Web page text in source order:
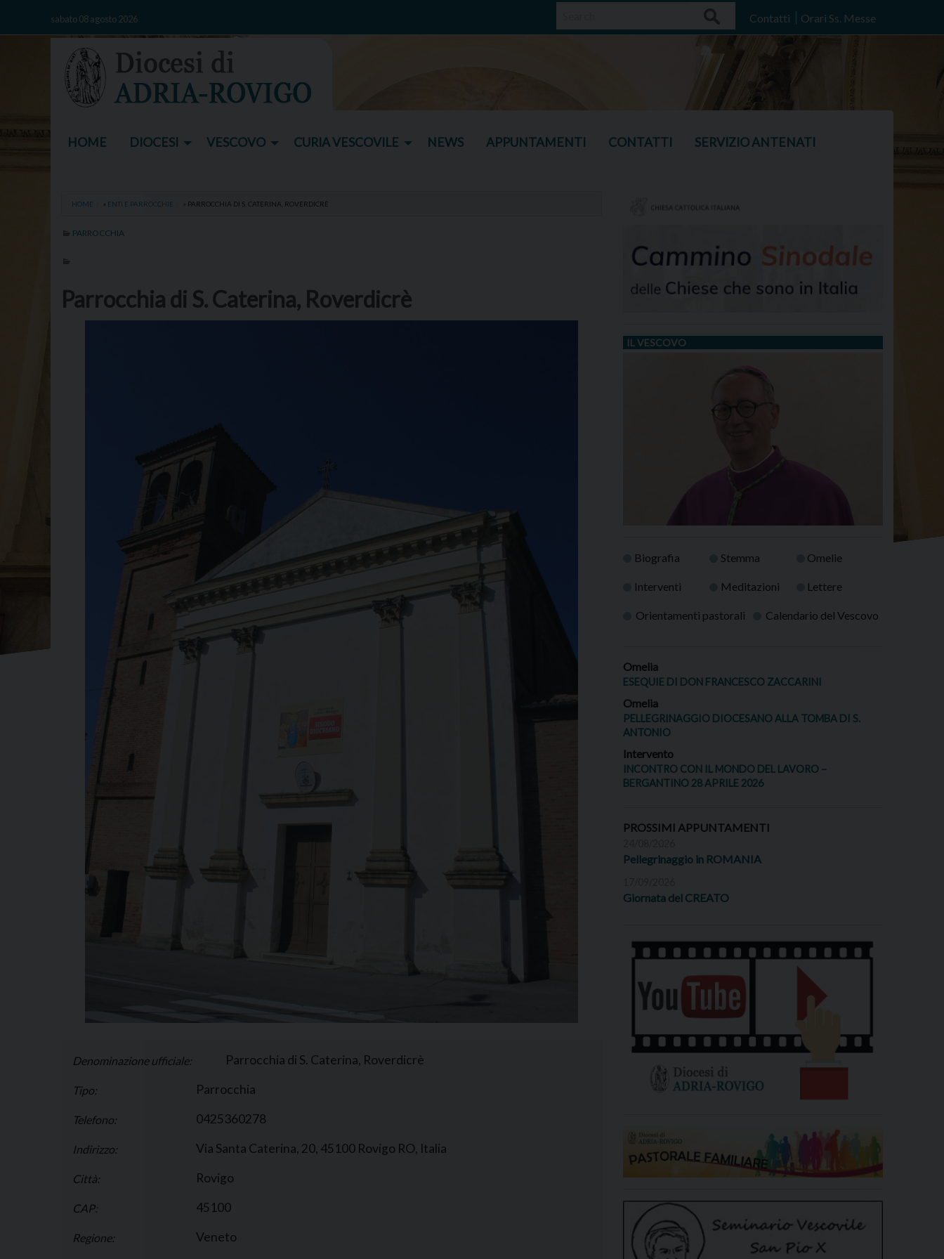
sabato 08 agosto 2026 Contatti Orari Ss. Messe
HOME DIOCESI VESCOVO CURIA VESCOVILE NEWS APPUNTAMENTI CONTATTI SERVIZIO ANTENATI
HOME » ENTI E PARROCCHIE » PARROCCHIA DI S. CATERINA, ROVERDICRÈ
PARROCCHIA
Parrocchia di S. Caterina, Roverdicrè
Denominazione ufficiale: Parrocchia di S. Caterina, Roverdicrè
Tipo: Parrocchia
Telefono: 0425360278
Indirizzo: Via Santa Caterina, 20, 45100 Rovigo RO, Italia
Città: Rovigo
CAP: 45100
Regione:
Veneto
IL VESCOVO
Biografia Stemma Omelie
Interventi Meditazioni Lettere
Orientamenti pastorali Calendario del Vescovo
Omelia
ESEQUIE DI DON FRANCESCO ZACCARINI
Omelia
PELLEGRINAGGIO DIOCESANO ALLA TOMBA DI S.
ANTONIO
Intervento
INCONTRO CON IL MONDO DEL LAVORO –
BERGANTINO 28 APRILE 2026
PROSSIMI APPUNTAMENTI
Pellegrinaggio in ROMANIA
Giornata del CREATO